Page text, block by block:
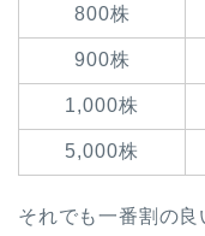
800株
900株
1,000株
5,000株
それでも一番割の